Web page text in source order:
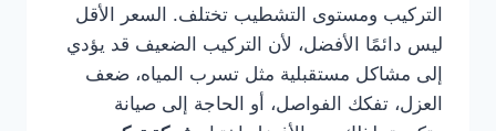
التركيب ومستوى التشطيب تختلف. السعر الأقل
ليس دائمًا الأفضل، لأن التركيب الضعيف قد يؤدي
إلى مشاكل مستقبلية مثل تسرب المياه، ضعف
العزل، تفكك الفواصل، أو الحاجة إلى صيانة